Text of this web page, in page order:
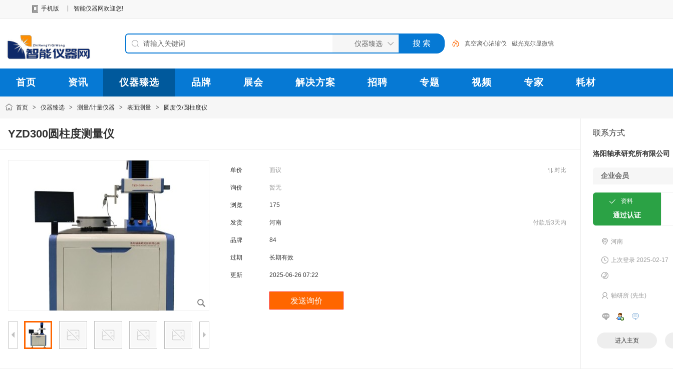
手机版 智能仪器网欢迎您!
真空离心浓缩仪 磁光克尔显微镜
首页 资讯 仪器臻选 品牌 展会 解决方案 招聘 专题 视频 专家 耗材
首页 > 仪器臻选 > 测量/计量仪器 > 表面测量 > 圆度仪/圆柱度仪
YZD300圆柱度测量仪
单价 面议 对比
询价 暂无
浏览 175
发货 河南 付款后3天内
品牌 84
过期 长期有效
更新 2025-06-26 07:22
联系方式
洛阳轴承研究所有限公司
企业会员
资料
通过认证
河南
上次登录 2025-02-17
轴研所 (先生)
进入主页